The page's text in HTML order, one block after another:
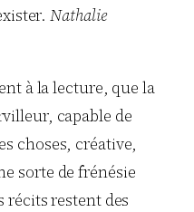
Nathalie
à la lecture, que la
capable de
choses, créative,
sorte de frénésie
récits restent des